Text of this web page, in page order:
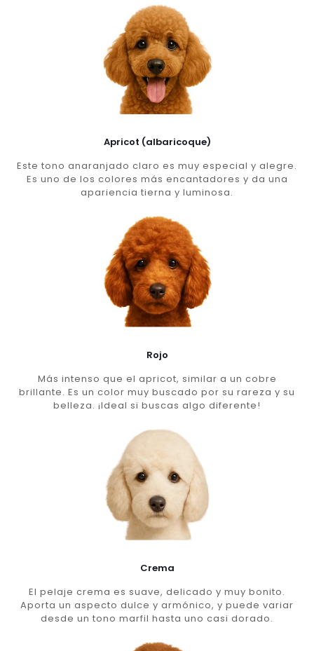
Apricot (albaricoque)
Este tono anaranjado claro es muy especial y alegre.
Es uno de los colores más encantadores y da una
apariencia tierna y luminosa.
Rojo
Más intenso que el apricot, similar a un cobre
brillante. Es un color muy buscado por su rareza y su
belleza. ¡Ideal si buscas algo diferente!
Crema
El pelaje crema es suave, delicado y muy bonito.
Aporta un aspecto dulce y armónico, y puede variar
desde un tono marfil hasta uno casi dorado.